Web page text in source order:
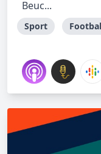
Beuc...
Sport